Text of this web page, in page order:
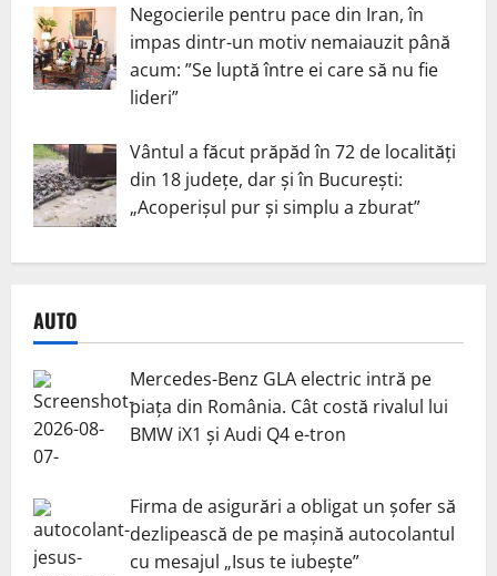
Negocierile pentru pace din Iran, în
impas dintr-un motiv nemaiauzit până
acum: ”Se luptă între ei care să nu fie
lideri”
Vântul a făcut prăpăd în 72 de localități
din 18 județe, dar și în București:
„Acoperișul pur și simplu a zburat”
AUTO
Mercedes-Benz GLA electric intră pe
piața din România. Cât costă rivalul lui
BMW iX1 și Audi Q4 e-tron
Firma de asigurări a obligat un șofer să
dezlipească de pe mașină autocolantul
cu mesajul „Isus te iubește”